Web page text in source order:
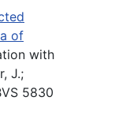
of
with
J.;
5830